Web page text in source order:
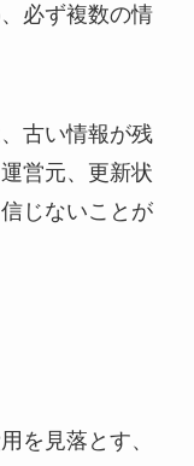
必ず複数の情
古い情報が残
営元、更新状
じないことが
を見落とす、